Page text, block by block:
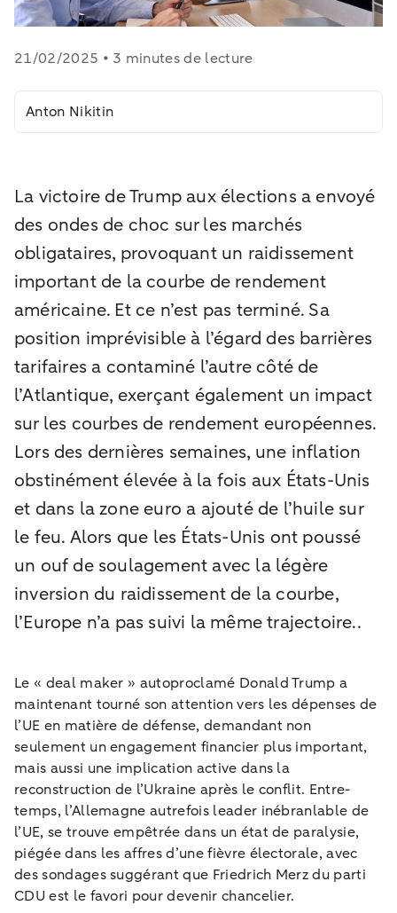
21/02/2025 • 3 minutes de lecture
Anton Nikitin
La victoire de Trump aux élections a envoyé
des ondes de choc sur les marchés
obligataires, provoquant un raidissement
important de la courbe de rendement
américaine. Et ce n’est pas terminé. Sa
position imprévisible à l’égard des barrières
tarifaires a contaminé l’autre côté de
l’Atlantique, exerçant également un impact
sur les courbes de rendement européennes.
Lors des dernières semaines, une inflation
obstinément élevée à la fois aux États-Unis
et dans la zone euro a ajouté de l’huile sur
le feu. Alors que les États-Unis ont poussé
un ouf de soulagement avec la légère
inversion du raidissement de la courbe,
l’Europe n’a pas suivi la même trajectoire..
Le « deal maker » autoproclamé Donald Trump a
maintenant tourné son attention vers les dépenses de
l’UE en matière de défense, demandant non
seulement un engagement financier plus important,
mais aussi une implication active dans la
reconstruction de l’Ukraine après le conflit. Entre-
temps, l’Allemagne autrefois leader inébranlable de
l’UE, se trouve empêtrée dans un état de paralysie,
piégée dans les affres d’une fièvre électorale, avec
des sondages suggérant que Friedrich Merz du parti
CDU est le favori pour devenir chancelier.